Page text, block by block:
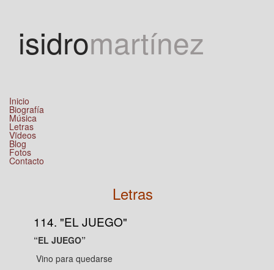
isidromartínez
Inicio
Biografía
Música
Letras
Vïdeos
Blog
Fotos
Contacto
Letras
114. "EL JUEGO"
“EL JUEGO”
Vino para quedarse